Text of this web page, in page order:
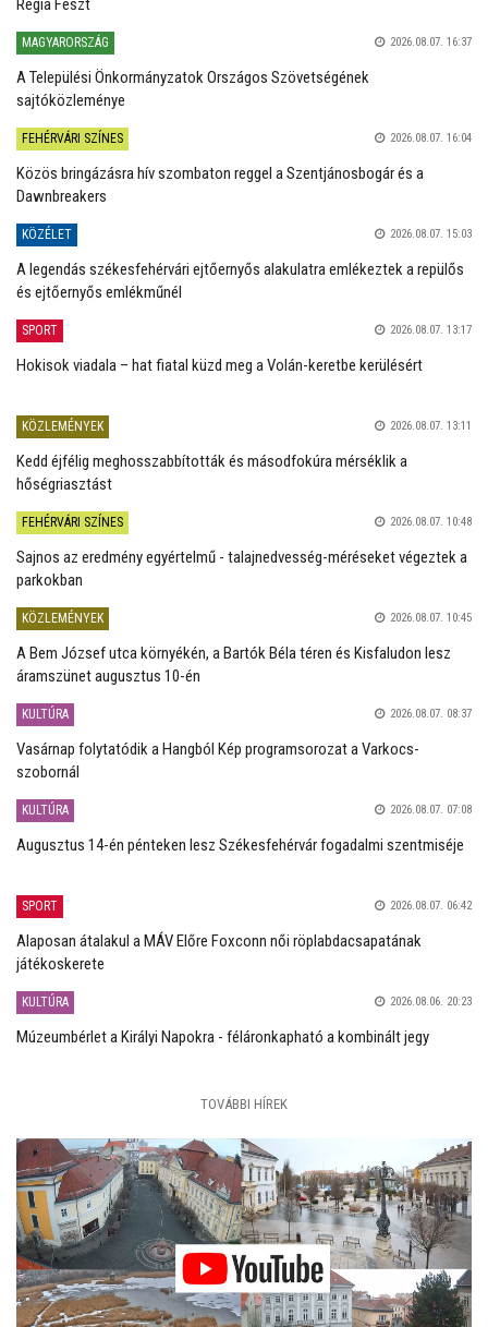
MAGYARORSZÁG 2026.08.07. 16:37
A Települési Önkormányzatok Országos Szövetségének
sajtóközleménye
FEHÉRVÁRI SZÍNES 2026.08.07. 16:04
Közös bringázásra hív szombaton reggel a Szentjánosbogár és a
Dawnbreakers
KÖZÉLET 2026.08.07. 15:03
A legendás székesfehérvári ejtőernyős alakulatra emlékeztek a repülős
és ejtőernyős emlékműnél
SPORT 2026.08.07. 13:17
Hokisok viadala – hat fiatal küzd meg a Volán-keretbe kerülésért
KÖZLEMÉNYEK 2026.08.07. 13:11
Kedd éjfélig meghosszabbították és másodfokúra mérséklik a
hőségriasztást
FEHÉRVÁRI SZÍNES 2026.08.07. 10:48
Sajnos az eredmény egyértelmű - talajnedvesség-méréseket végeztek a
parkokban
KÖZLEMÉNYEK 2026.08.07. 10:45
A Bem József utca környékén, a Bartók Béla téren és Kisfaludon lesz
áramszünet augusztus 10-én
KULTÚRA 2026.08.07. 08:37
Vasárnap folytatódik a Hangból Kép programsorozat a Varkocs-
szobornál
KULTÚRA 2026.08.07. 07:08
Augusztus 14-én pénteken lesz Székesfehérvár fogadalmi szentmiséje
SPORT 2026.08.07. 06:42
Alaposan átalakul a MÁV Előre Foxconn női röplabdacsapatának
játékoskerete
KULTÚRA 2026.08.06. 20:23
Múzeumbérlet a Királyi Napokra - féláronkapható a kombinált jegy
TOVÁBBI HÍREK